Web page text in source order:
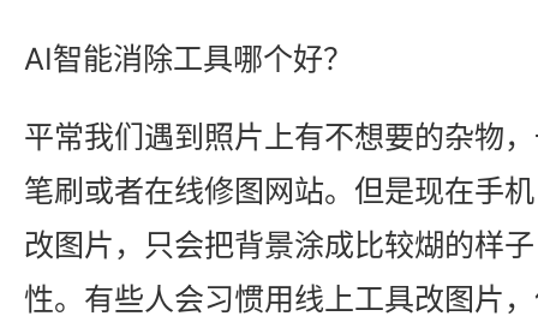
AI智能消除工具哪个好？
平常我们遇到照片上有不想要的杂物
笔刷或者在线修图网站。但是现在手
改图片，只会把背景涂成比较煳的样
性。有些人会习惯用线上工具改图片